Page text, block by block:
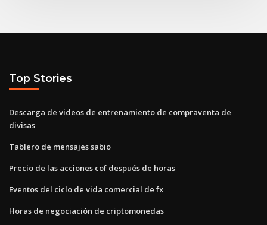
Top Stories
Descarga de videos de entrenamiento de compraventa de
divisas
Tablero de mensajes sabio
Precio de las acciones cof después de horas
Eventos del ciclo de vida comercial de fx
Horas de negociación de criptomonedas